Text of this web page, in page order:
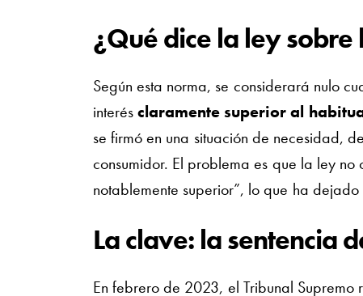
¿Qué dice la ley sobre
Según esta norma, se considerará nulo
interésclaramente superior al
se firmó en una situación de necesidad,
consumidor. El problema es que la ley no
notablemente superior”, lo que ha
La clave: la sentencia
En febrero de 2023, el Tribunal Supremo